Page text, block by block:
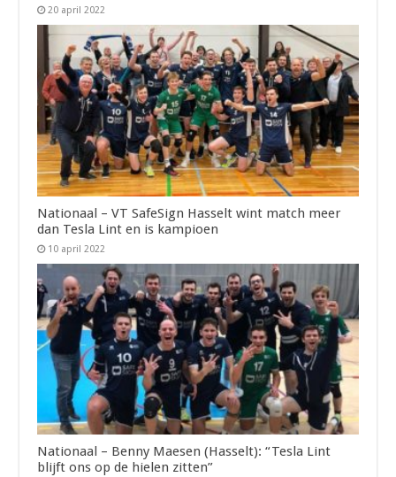
20 april 2022
Nationaal – VT SafeSign Hasselt wint match meer
dan Tesla Lint en is kampioen
10 april 2022
Nationaal – Benny Maesen (Hasselt): “Tesla Lint
blijft ons op de hielen zitten”